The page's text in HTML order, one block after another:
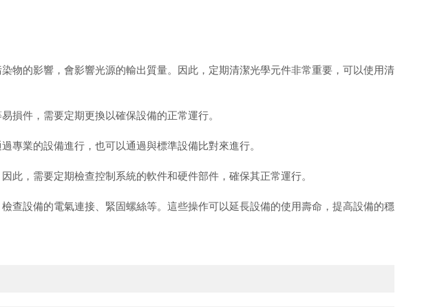
的影響，會影響光源的輸出質量。因此，定期清潔光學元件非常重要，可以使用清
件，需要定期更換以確保設備的正常運行。
業的設備進行，也可以通過與標準設備比對來進行。
，需要定期檢查控制系統的軟件和硬件部件，確保其正常運行。
設備的電氣連接、緊固螺絲等。這些操作可以延長設備的使用壽命，提高設備的穩